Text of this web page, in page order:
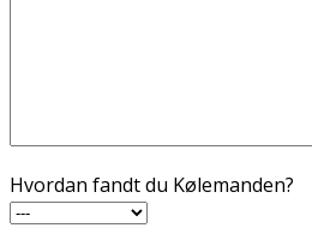
Hvordan fandt du Kølemanden?